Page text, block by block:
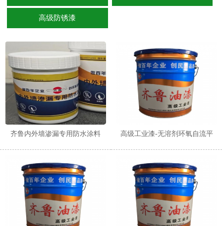
高级防锈漆
齐鲁内外墙渗漏专用防水涂料 高级工业漆-无溶剂环氧自流平